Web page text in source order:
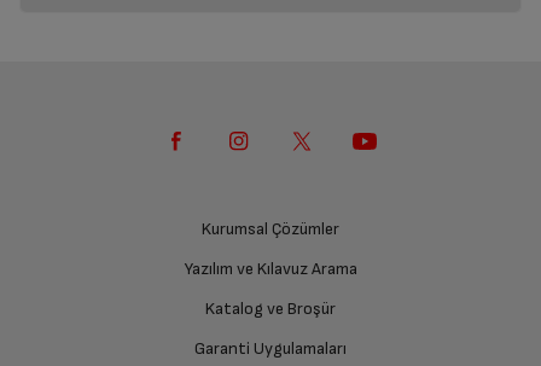
Kurumsal Çözümler
Yazılım ve Kılavuz Arama
Katalog ve Broşür
Garanti Uygulamaları